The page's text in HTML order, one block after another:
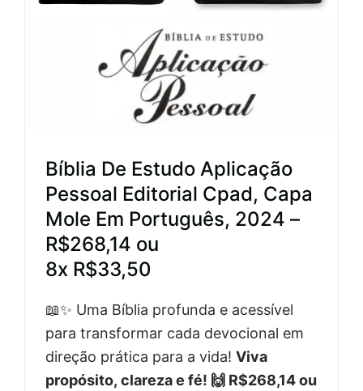
Bíblia De Estudo Aplicação
Pessoal Editorial Cpad, Capa
Mole Em Português, 2024 –
R$268,14 ou
8x R$33,50
📖✨ Uma Bíblia profunda e acessível
para transformar cada devocional em
direção prática para a vida! Viva
propósito, clareza e fé! 🙌 R$268,14 ou